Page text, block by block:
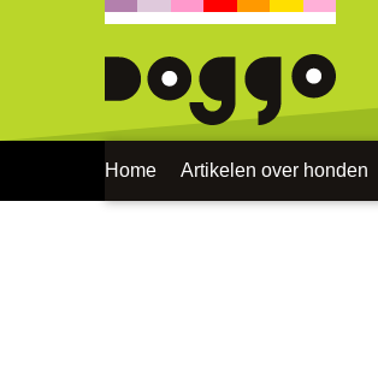
Home Artikelen over honden